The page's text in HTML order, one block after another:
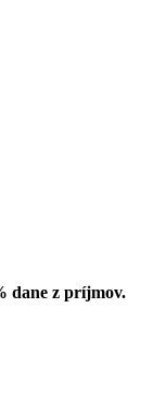
dane z príjmov.